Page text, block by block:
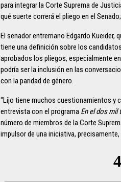
para integrar la Corte Suprema de
qué suerte correrá el pliego en el
El senador entrerriano Edgardo Kueider,
tiene una definición sobre los
aprobados los pliegos, especialmente
podría ser la inclusión en las
con la paridad de género.
“Lijo tiene muchos cuestionamientos y
entrevista con el programa En el dos mil
número de miembros de la Corte
impulsor de una iniciativa,